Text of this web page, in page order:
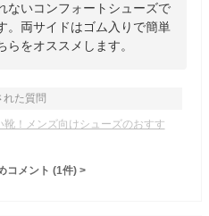
ないコンフォートシューズで
。両サイドはゴム入りで簡単
をオススメします。
れた質問
！メンズ向けシューズのおすす
コメント (1件) >